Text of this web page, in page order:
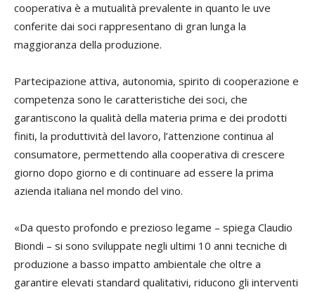
cooperativa è a mutualità prevalente in quanto le uve
conferite dai soci rappresentano di gran lunga la
maggioranza della produzione.
Partecipazione attiva, autonomia, spirito di cooperazione e
competenza sono le caratteristiche dei soci, che
garantiscono la qualità della materia prima e dei prodotti
finiti, la produttività del lavoro, l’attenzione continua al
consumatore, permettendo alla cooperativa di crescere
giorno dopo giorno e di continuare ad essere la prima
azienda italiana nel mondo del vino.
«Da questo profondo e prezioso legame – spiega Claudio
Biondi – si sono sviluppate negli ultimi 10 anni tecniche di
produzione a basso impatto ambientale che oltre a
garantire elevati standard qualitativi, riducono gli interventi